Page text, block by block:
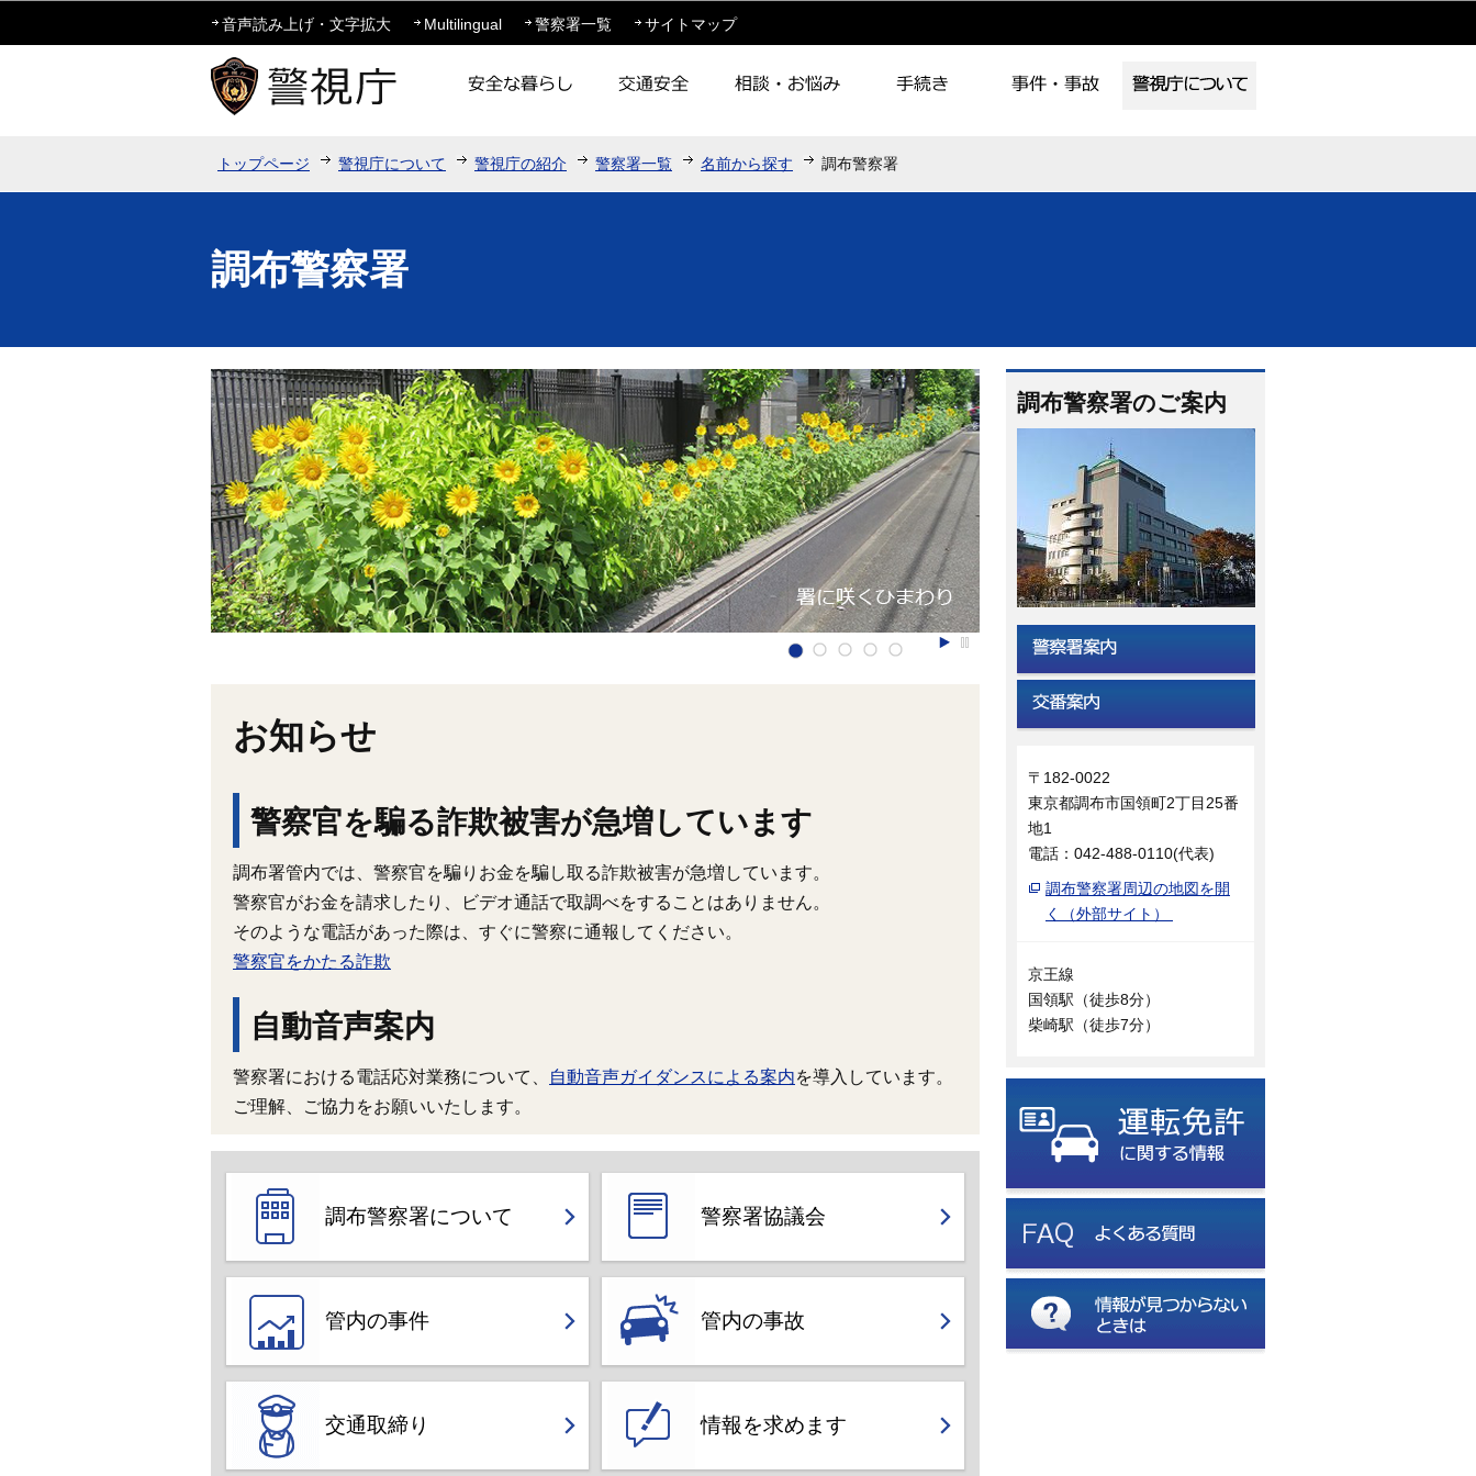
このページの本文へ移動
音声読み上げ・文字拡大 Multilingual 警察署一覧 サイトマップ
トップページ 警視庁について 警視庁の紹介 警察署一覧 名前から探す 調布警察署
調布警察署
お知らせ
警察官を騙る詐欺被害が急増しています
調布署管内では、警察官を騙りお金を騙し取る詐欺被害が急増しています。
警察官がお金を請求したり、ビデオ通話で取調べをすることはありません。
そのような電話があった際は、すぐに警察に通報してください。
警察官をかたる詐欺
自動音声案内
警察署における電話応対業務について、 自動音声ガイダンスによる案内を導入しています。
ご理解、ご協力をお願いいたします。
調布警察署について 警察署協議会
管内の事件 管内の事故
交通取締り 情報を求めます
調布警察署のご案内
〒182-0022
東京都調布市国領町2丁目25番
地1
電話：042-488-0110(代表)
調布警察署周辺の地図を開
く（外部サイト）
京王線
国領駅（徒歩8分）
柴崎駅（徒歩7分）